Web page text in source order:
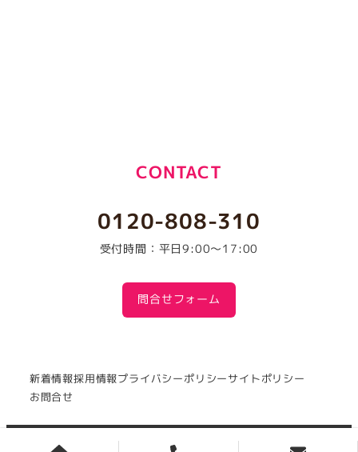
CONTACT
0120-808-310
受付時間：平日9:00～17:00
問合せフォーム
新着情報採用情報プライバシーポリシーサイトポリシー
お問合せ